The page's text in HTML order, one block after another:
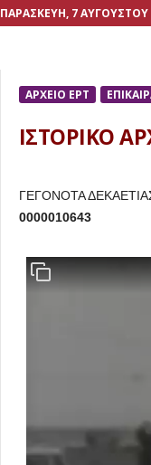
ΠΑΡΑΣΚΕΥΉ, 7 ΑΥΓΟΎΣΤΟΥ
ΑΡΧΕΙΟ ΕΡΤ
ΙΣΤΟΡΙΚΟ
ΓΕΓΟΝΟΤΑ
0000010643